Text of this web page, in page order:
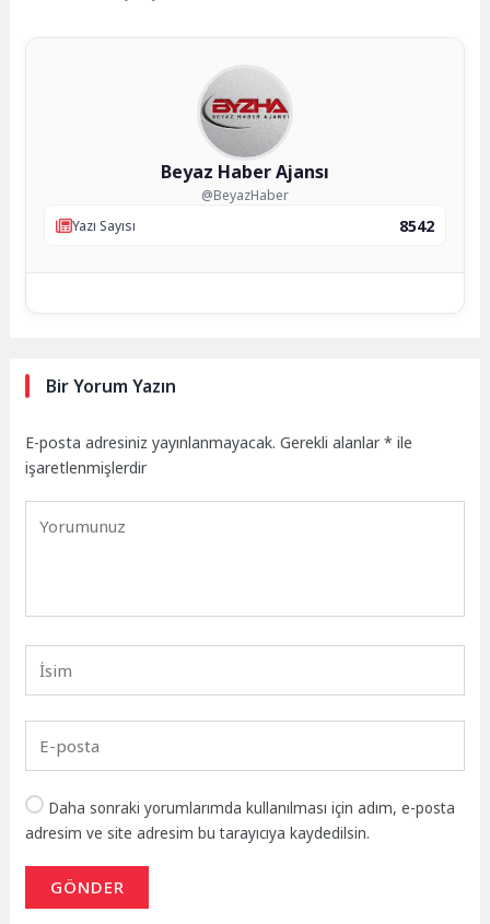
Beyaz Haber Ajansı
@BeyazHaber
Yazı Sayısı
8542
Bir Yorum Yazın
E-posta adresiniz yayınlanmayacak. Gerekli alanlar* ile
işaretlenmişlerdir
Daha sonraki yorumlarımda kullanılması için adım, e-posta
adresim ve site adresim bu tarayıcıya kaydedilsin.
GÖNDER